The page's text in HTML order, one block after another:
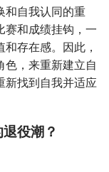
和自我认同的重
赛和成绩挂钩，一
存在感。因此，
色，来重新建立自
新找到自我并适应
役潮？